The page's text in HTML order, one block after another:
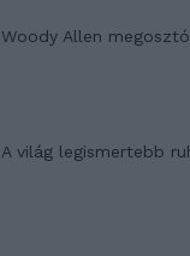
Woody Allen
A világ legismertebb